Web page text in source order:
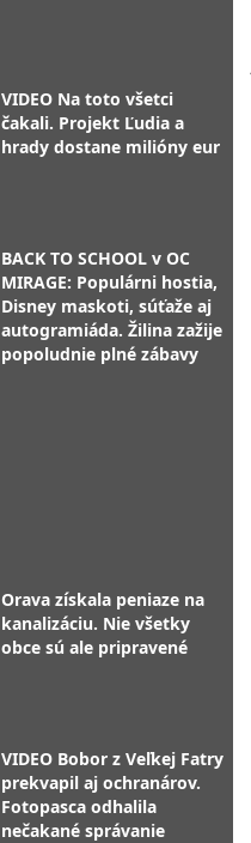
VIDEO Na toto všetci
čakali. Projekt Ľudia a
hrady dostane milióny eur
BACK TO SCHOOL v OC
MIRAGE: Populárni hostia,
Disney maskoti, súťaže aj
autogramiáda. Žilina zažije
popoludnie plné zábavy
Orava získala peniaze na
kanalizáciu. Nie všetky
obce sú ale pripravené
VIDEO Bobor z Veľkej Fatry
prekvapil aj ochranárov.
Fotopasca odhalila
nečakané správanie